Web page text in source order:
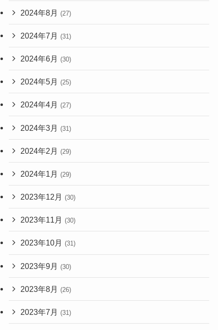
2024年8月 (27)
2024年7月 (31)
2024年6月 (30)
2024年5月 (25)
2024年4月 (27)
2024年3月 (31)
2024年2月 (29)
2024年1月 (29)
2023年12月 (30)
2023年11月 (30)
2023年10月 (31)
2023年9月 (30)
2023年8月 (26)
2023年7月 (31)